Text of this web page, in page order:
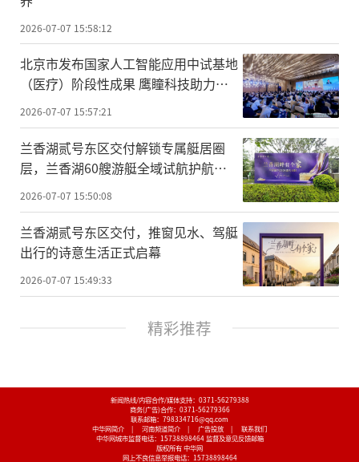
2026-07-07 15:58:12
北京市发布国家人工智能应用中试基地
（医疗）阶段性成果 鹰瞳科技助力智
享健康
2026-07-07 15:57:21
兰香湖贰号东区交付解锁专属艇居圈
层，兰香湖60艘游艇全域试航护航私
家水上度假
2026-07-07 15:50:08
兰香湖贰号东区交付，推窗见水、驾艇
出行的诗意生活正式启幕
2026-07-07 15:49:33
精彩推荐
新闻热线/内容合作/媒体支持： 0371-56279388
商务(广告)合作： 0371-56279366
联系邮箱：798334716@qq.com
中华网简介
| 河南频道简介 | 广告投放 |
联系我们
中华网城市监督电话： 15738898464 监督及意见反馈邮箱
版权所有 中华网
网上不良信息举报电话： 15738898464